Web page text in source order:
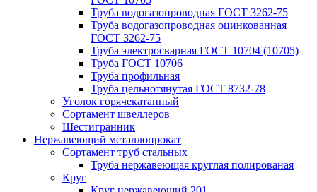
Труба водогазопроводная ГОСТ 3262-75
Труба водогазопроводная оцинкованная
ГОСТ 3262-75
Труба электросварная ГОСТ 10704 (10705)
Труба ГОСТ 10706
Труба профильная
Труба цельнотянутая ГОСТ 8732-78
Уголок горячекатанный
Сортамент швеллеров
Шестигранник
Нержавеющий металлопрокат
Сортамент труб стальных
Труба нержавеющая круглая полированая
Круг